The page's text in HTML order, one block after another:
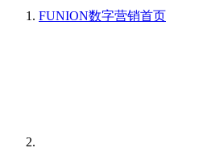
FUNION数字营销首页